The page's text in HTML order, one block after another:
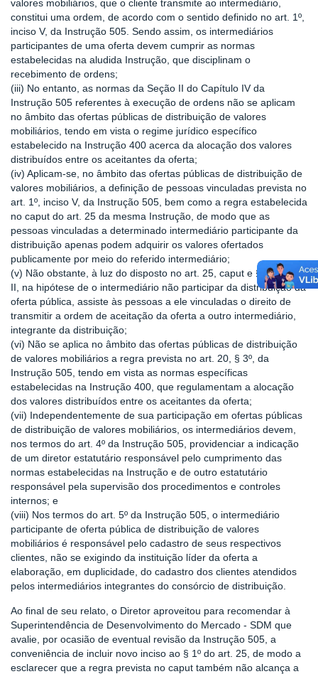
valores mobiliários, que o cliente transmite ao intermediário,
constitui uma ordem, de acordo com o sentido definido no art. 1º,
inciso V, da Instrução 505. Sendo assim, os intermediários
participantes de uma oferta devem cumprir as normas
estabelecidas na aludida Instrução, que disciplinam o
recebimento de ordens;
(iii) No entanto, as normas da Seção II do Capítulo IV da
Instrução 505 referentes à execução de ordens não se aplicam
no âmbito das ofertas públicas de distribuição de valores
mobiliários, tendo em vista o regime jurídico específico
estabelecido na Instrução 400 acerca da alocação dos valores
distribuídos entre os aceitantes da oferta;
(iv) Aplicam-se, no âmbito das ofertas públicas de distribuição de
valores mobiliários, a definição de pessoas vinculadas prevista no
art. 1º, inciso V, da Instrução 505, bem como a regra estabelecida
no caput do art. 25 da mesma Instrução, de modo que as
pessoas vinculadas a determinado intermediário participante da
distribuição apenas podem adquirir os valores ofertados
publicamente por meio do referido intermediário;
(v) Não obstante, à luz do disposto no art. 25, caput e § 1º, inciso
II, na hipótese de o intermediário não participar da distribuição da
oferta pública, assiste às pessoas a ele vinculadas o direito de
transmitir a ordem de aceitação da oferta a outro intermediário,
integrante da distribuição;
(vi) Não se aplica no âmbito das ofertas públicas de distribuição
de valores mobiliários a regra prevista no art. 20, § 3º, da
Instrução 505, tendo em vista as normas específicas
estabelecidas na Instrução 400, que regulamentam a alocação
dos valores distribuídos entre os aceitantes da oferta;
(vii) Independentemente de sua participação em ofertas públicas
de distribuição de valores mobiliários, os intermediários devem,
nos termos do art. 4º da Instrução 505, providenciar a indicação
de um diretor estatutário responsável pelo cumprimento das
normas estabelecidas na Instrução e de outro estatutário
responsável pela supervisão dos procedimentos e controles
internos; e
(viii) Nos termos do art. 5º da Instrução 505, o intermediário
participante de oferta pública de distribuição de valores
mobiliários é responsável pelo cadastro de seus respectivos
clientes, não se exigindo da instituição líder da oferta a
elaboração, em duplicidade, do cadastro dos clientes atendidos
pelos intermediários integrantes do consórcio de distribuição.
Ao final de seu relato, o Diretor aproveitou para recomendar à
Superintendência de Desenvolvimento do Mercado - SDM que
avalie, por ocasião de eventual revisão da Instrução 505, a
conveniência de incluir novo inciso ao § 1º do art. 25, de modo a
esclarecer que a regra prevista no caput também não alcança a